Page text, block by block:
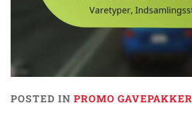
POSTED IN PROMO GAVEPAKKER